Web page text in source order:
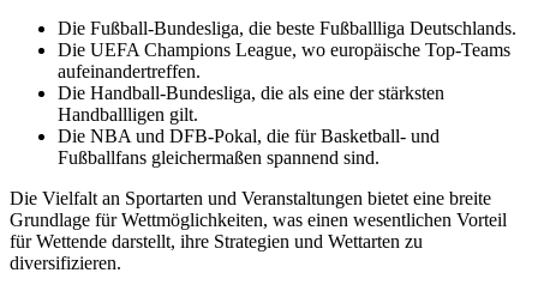
Die Fußball-Bundesliga, die beste Fußballliga Deutschlands.
Die UEFA Champions League, wo europäische Top-Teams
aufeinandertreffen.
Die Handball-Bundesliga, die als eine der stärksten
Handballligen gilt.
Die NBA und DFB-Pokal, die für Basketball- und
Fußballfans gleichermaßen spannend sind.
Die Vielfalt an Sportarten und Veranstaltungen bietet eine breite
Grundlage für Wettmöglichkeiten, was einen wesentlichen Vorteil
für Wettende darstellt, ihre Strategien und Wettarten zu
diversifizieren.